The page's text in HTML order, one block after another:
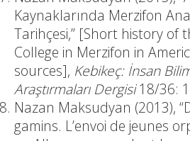
Kaynaklarında Merzifon
Tarihçesi,” [Short history of
College in Merzifon in
sources], Kebikeç: İnsan
Araştırmaları Dergisi18/36:
Nazan Maksudyan (2013),
gamins. L’envoi de jeunes